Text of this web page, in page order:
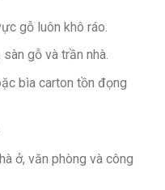
gỗ luôn khô ráo.
gỗ và trần nhà.
bìa carton tồn đọng
ở, văn phòng và công